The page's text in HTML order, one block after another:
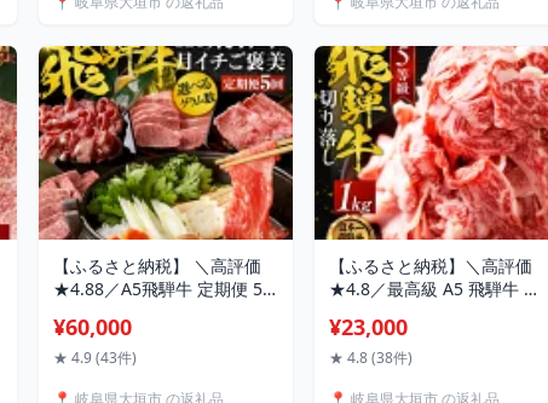
ツ 防災 常備 おつまみ 常温
6千円 稲葉商店 ナッツ＆ビー
ンズ 岐阜県 大垣市
おいしい 美味しい 人気 ラン
10000円 ゼロックス 岐阜県
大垣市
【ふるさと納税】 ＼高評価
★4.88／A5飛騨牛 定期便 5
肉・すき焼き など）5カ月☆
飛騨牛 牛肉 肉 お肉 ランキン
¥60,000
★ 4.9 (43件)
📍 岐阜県大垣市 の返礼品
【ふるさと納税】＼高評価
★4.8／最高級 A5 飛騨牛 切
選べる 訳あり 不揃い 家庭用
小分け すき焼き 牛丼 おすす
¥23,000
★ 4.8 (38件)
📍 岐阜県大垣市 の返礼品